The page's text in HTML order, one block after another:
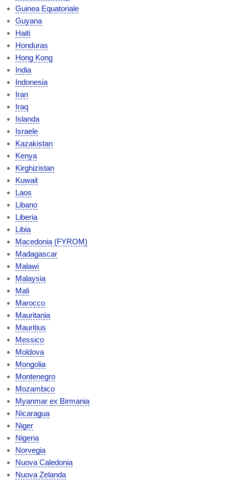
Guinea Equatoriale
Guyana
Haiti
Honduras
Hong Kong
India
Indonesia
Iran
Iraq
Islanda
Israele
Kazakistan
Kenya
Kirghizistan
Kuwait
Laos
Libano
Liberia
Libia
Macedonia (FYROM)
Madagascar
Malawi
Malaysia
Mali
Marocco
Mauritania
Mauritius
Messico
Moldova
Mongolia
Montenegro
Mozambico
Myanmar ex Birmania
Nicaragua
Niger
Nigeria
Norvegia
Nuova Caledonia
Nuova Zelanda